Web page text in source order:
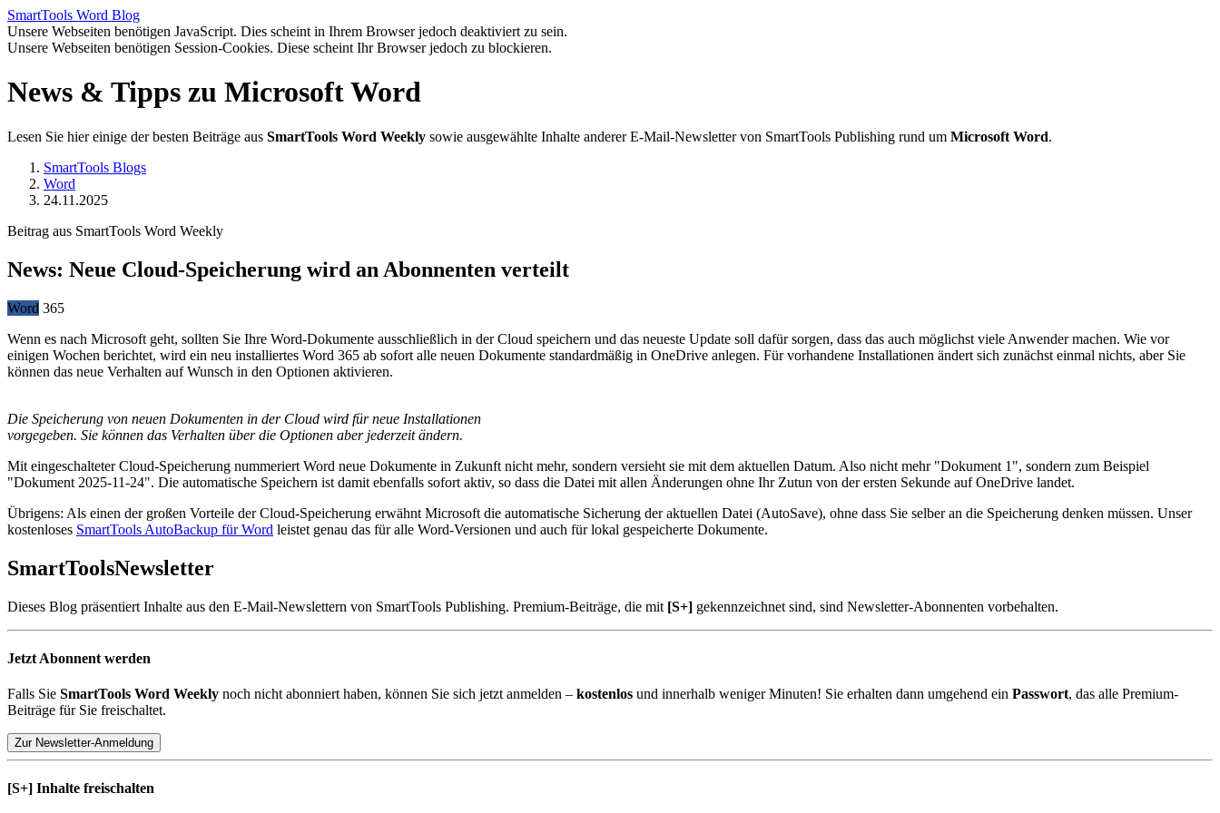
SmartTools Word Blog
Unsere Webseiten benötigen JavaScript. Dies scheint in Ihrem Browser jedoch deaktiviert zu sein.
Unsere Webseiten benötigen Session-Cookies. Diese scheint Ihr Browser jedoch zu blockieren.
News & Tipps zu Microsoft Word
Lesen Sie hier einige der besten Beiträge aus SmartTools Word Weekly sowie ausgewählte Inhalte anderer E-Mail-Newsletter von SmartTools Publishing rund um Microsoft Word.
SmartTools Blogs
Word
24.11.2025
Beitrag aus SmartTools Word Weekly
News: Neue Cloud-Speicherung wird an Abonnenten verteilt
Word 365
Wenn es nach Microsoft geht, sollten Sie Ihre Word-Dokumente ausschließlich in der Cloud speichern und das neueste Update soll dafür sorgen, dass das auch möglichst viele Anwender machen. Wie vor
einigen Wochen berichtet, wird ein neu installiertes Word 365 ab sofort alle neuen Dokumente standardmäßig in OneDrive anlegen. Für vorhandene Installationen ändert sich zunächst einmal nichts, aber Sie
können das neue Verhalten auf Wunsch in den Optionen aktivieren.
Die Speicherung von neuen Dokumenten in der Cloud wird für neue Installationen
vorgegeben. Sie können das Verhalten über die Optionen aber jederzeit ändern.
Mit eingeschalteter Cloud-Speicherung nummeriert Word neue Dokumente in Zukunft nicht mehr, sondern versieht sie mit dem aktuellen Datum. Also nicht mehr "Dokument 1", sondern zum Beispiel
"Dokument 2025-11-24". Die automatische Speichern ist damit ebenfalls sofort aktiv, so dass die Datei mit allen Änderungen ohne Ihr Zutun von der ersten Sekunde auf OneDrive landet.
Übrigens: Als einen der großen Vorteile der Cloud-Speicherung erwähnt Microsoft die automatische Sicherung der aktuellen Datei (AutoSave), ohne dass Sie selber an die Speicherung denken müssen. Unser
kostenloses SmartTools AutoBackup für Word leistet genau das für alle Word-Versionen und auch für lokal gespeicherte Dokumente.
SmartToolsNewsletter
Dieses Blog präsentiert Inhalte aus den E-Mail-Newslettern von SmartTools Publishing. Premium-Beiträge, die mit [S+] gekennzeichnet sind, sind Newsletter-Abonnenten vorbehalten.
Jetzt Abonnent werden
Falls Sie SmartTools Word Weekly noch nicht abonniert haben, können Sie sich jetzt anmelden – kostenlos und innerhalb weniger Minuten! Sie erhalten dann umgehend ein Passwort, das alle Premium-
Beiträge für Sie freischaltet.
Zur Newsletter-Anmeldung
[S+] Inhalte freischalten